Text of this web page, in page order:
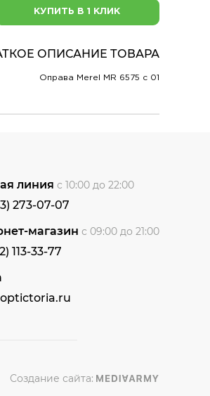
КУПИТЬ В 1 КЛИК
ОПИСАНИЕ ТОВАРА
Оправа Merel MR 6575 с 01
линия с 10:00 до 22:00
273-07-07
магазин с 09:00 до 21:00
113-33-77
Создание сайта: